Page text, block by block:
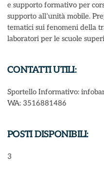
e supporto formativo per
supporto all’unità mobile.
tematici sui fenomeni della
laboratori per le scuole
CONTATTI UTILI:
Sportello Informativo:
WA: 3516881486
POSTI DISPONIBILI:
3